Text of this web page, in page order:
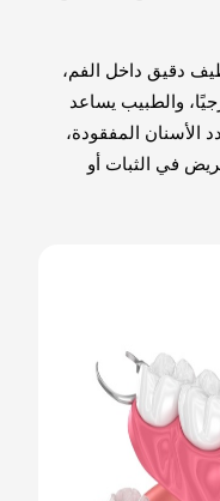
دقيق داخل الفم،
والطبيب يساعد
الأسنان المفقودة،
في الثبات أو